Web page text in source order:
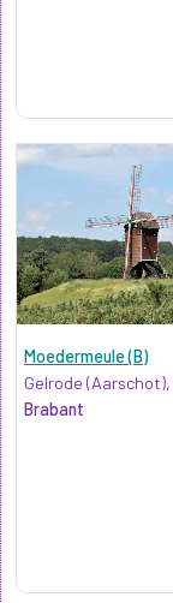
Moedermeule (B)
Gelrode (Aarschot),
Brabant